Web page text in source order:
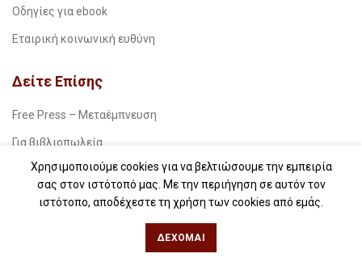
Οδηγίες για ebook
Εταιρική κοινωνική ευθύνη
Δείτε Επίσης
Free Press – Μεταέμπνευση
Για βιβλιοπωλεία
Για λέσχες ανάγνωσης
Για δημοσιογράφους
Χρησιμοποιούμε cookies για να βελτιώσουμε την εμπειρία
σας στον ιστότοπό μας. Με την περιήγηση σε αυτόν τον
ιστότοπο, αποδέχεστε τη χρήση των cookies από εμάς.
ΔΈΧΟΜΑΙ